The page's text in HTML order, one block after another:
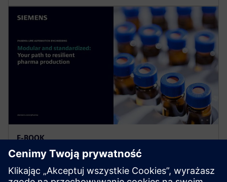
E-BOOK
Twoja droga do odpornej
produkcji farmaceutycznej